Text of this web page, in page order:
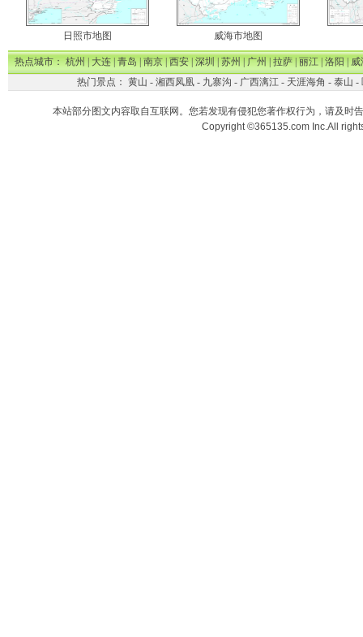
日照市地图 威海市地图
热点城市：杭州|大连|青岛|南京|西安|深圳|苏州|广州|拉萨|丽江|洛阳|威
热门景点： 黄山 - 湘西凤凰- 九寨沟 - 广西漓江- 天涯海角 - 泰山 -
本站部分图文内容取自互联网。您若发现有侵犯您著作权行为，请及时
Copyright ©365135.com Inc.All